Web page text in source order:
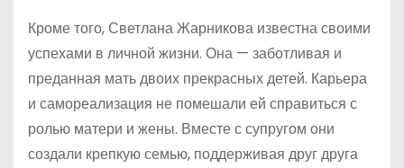
Кроме того, Светлана Жарникова известна своими
успехами в личной жизни. Она — заботливая и
преданная мать двоих прекрасных детей. Карьера
и самореализация не помешали ей справиться с
ролью матери и жены. Вместе с супругом они
создали крепкую семью, поддерживая друг друга